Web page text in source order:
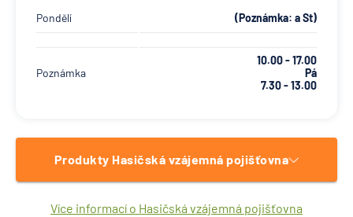
Pondělí (Poznámka: a St)
Poznámka
10.00 - 17.00
Pá
7.30 - 13.00
Produkty Hasičská vzájemná pojišťovna
Více informací o Hasičská vzájemná pojišťovna